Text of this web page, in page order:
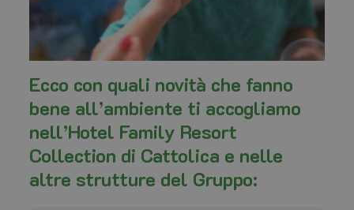
Ecco con quali novità che fanno
bene all’ambiente ti accogliamo
nell’Hotel Family Resort
Collection di Cattolica e nelle
altre strutture del Gruppo: